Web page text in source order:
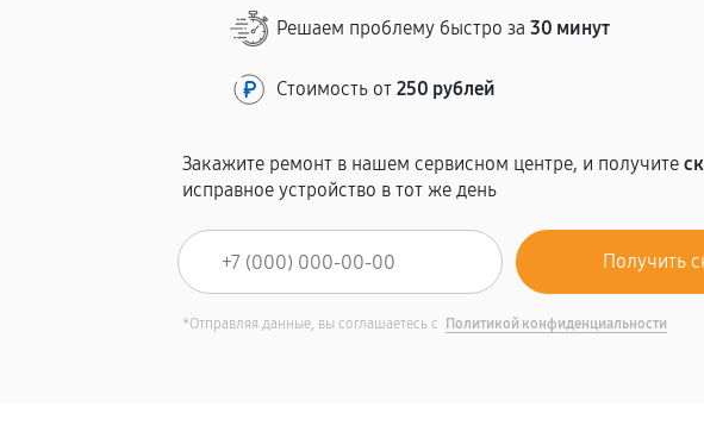
Решаем проблему быстро за30 минут
Стоимость от250 рублей
Закажите ремонт в нашем сервисном центре, и получите
исправное устройство в тот же день
*Отправляя данные, вы соглашаетесь с Политикой конфиденциальности